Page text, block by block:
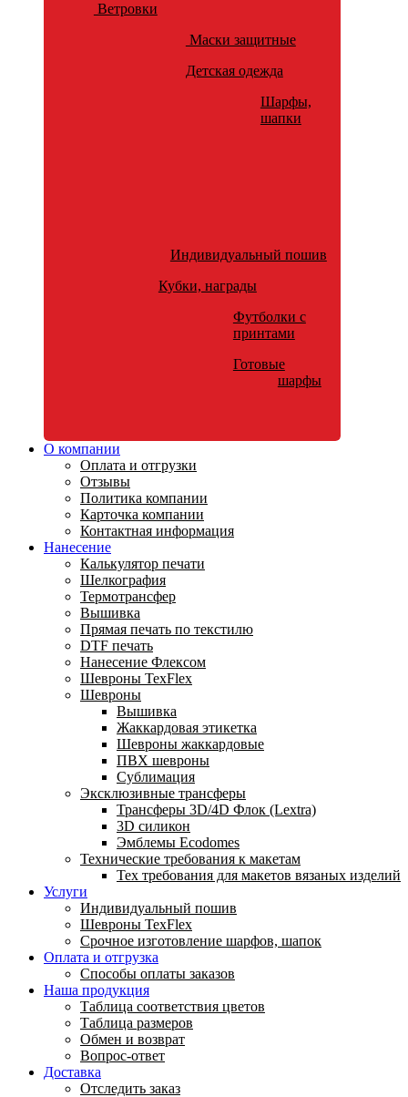
Ветровки
Маски защитные
Детская одежда
Шарфы,
шапки
Индивидуальный пошив
Кубки, награды
Футболки с
принтами
Готовые
шарфы
О компании
Оплата и отгрузки
Отзывы
Политика компании
Карточка компании
Контактная информация
Нанесение
Калькулятор печати
Шелкография
Термотрансфер
Вышивка
Прямая печать по текстилю
DTF печать
Нанесение Флексом
Шевроны TexFlex
Шевроны
Вышивка
Жаккардовая этикетка
Шевроны жаккардовые
ПВХ шевроны
Сублимация
Эксклюзивные трансферы
Трансферы 3D/4D Флок (Lextra)
3D силикон
Эмблемы Ecodomes
Технические требования к макетам
Тех требования для макетов вязаных изделий
Услуги
Индивидуальный пошив
Шевроны TexFlex
Срочное изготовление шарфов, шапок
Оплата и отгрузка
Способы оплаты заказов
Наша продукция
Таблица соответствия цветов
Таблица размеров
Обмен и возврат
Вопрос-ответ
Доставка
Отследить заказ